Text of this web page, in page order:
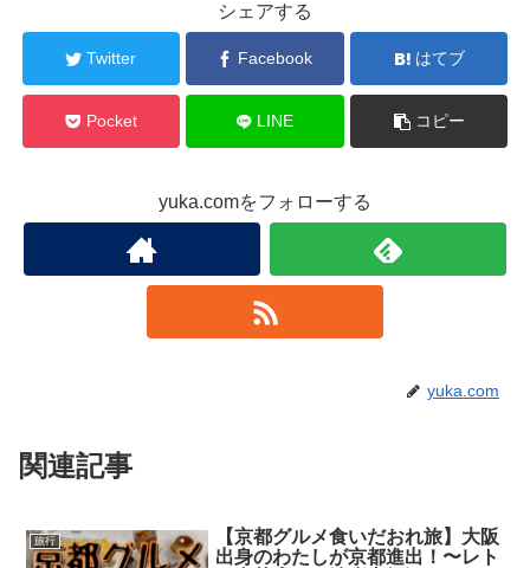
シェアする
Twitter Facebook はてブ
Pocket LINE コピー
yuka.comをフォローする
yuka.com
関連記事
旅行
【京都グルメ食いだおれ旅】大阪
出身のわたしが京都進出！〜レト